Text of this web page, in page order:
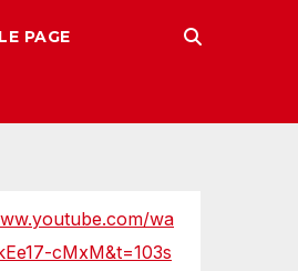
PAGE
wa
cMxM&t=103s